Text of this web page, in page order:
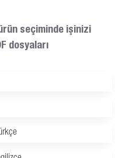
seçiminde işinizi
dosyaları